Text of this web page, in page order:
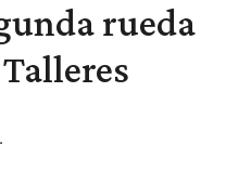
rueda